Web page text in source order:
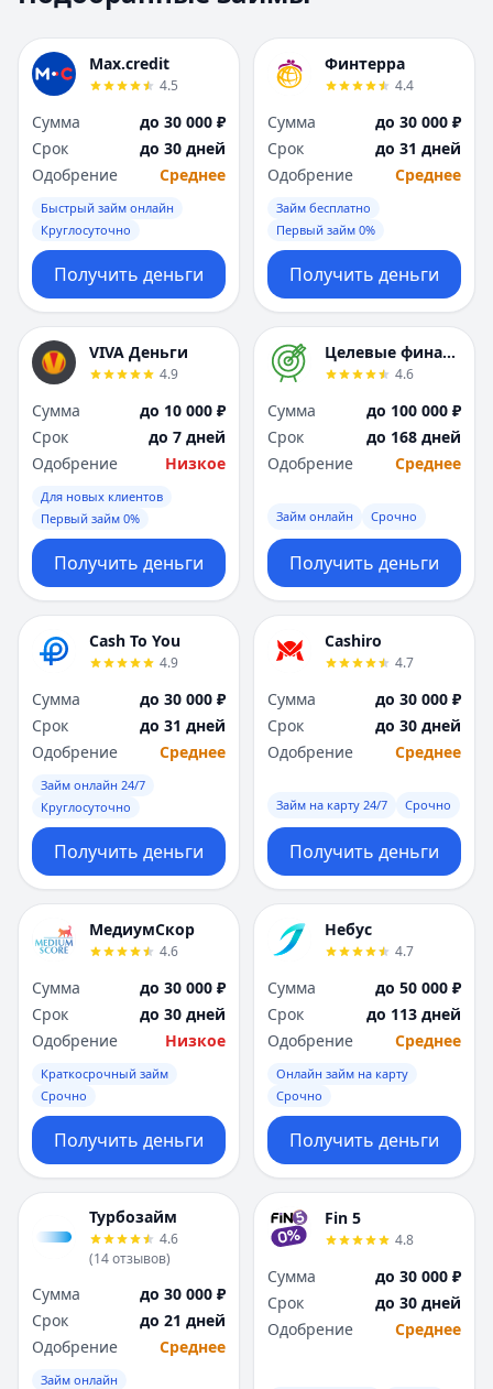
Н
Набережные Челны
Новокузнецк
Новосибирск
О
Омск
Оренбург
П
Пенза
Пермь
Ростов-на-Дону
Самара
Санкт-Петербург
Севастополь
Сургут
Т
Тверь
Тольятти
Тюмень
У
Уфа
Хабаровск
Ч
Чебоксары
Челябинск
Ярославль
Вся Россия
Н
Набережные
Новокузнецк
Новосибирск
О
Омск
Оренбург
П
Пенза
Пермь
Ростов-на-Дону
Самара
Санкт-Петербург
Севастополь
Сургут
Т
Тверь
Тольятти
Тюмень
У
Уфа
Хабаровск
Ч
Чебоксары
Челябинск
Ярославль
Вся Россия
Max.credit
4.5
Сумма
до 30 000 ₽
Срок
до 30 дней
Одобрение
Среднее
Быстрый займ онлайн
Круглосуточно
Получить деньги
Финтерра
4.4
Сумма
до 30 000 ₽
Срок
до 31 дней
Одобрение
Среднее
Займ бесплатно
Первый займ 0%
Получить деньги
VIVA Деньги
4.9
Сумма
до 10 000 ₽
Срок
до 7 дней
Одобрение
Низкое
Для новых клиентов
Первый займ 0%
Получить деньги
Целевые финансы
4.6
Сумма
до 100 000 ₽
Срок
до 168 дней
Одобрение
Среднее
Займ онлайн Срочно
Получить деньги
Cash To You
4.9
Сумма
до 30 000 ₽
Срок
до 31 дней
Одобрение
Среднее
Займ онлайн 24/7
Круглосуточно
Получить деньги
Cashiro
4.7
Сумма
до 30 000 ₽
Срок
до 30 дней
Одобрение
Среднее
Займ на карту 24/7 Срочно
Получить деньги
МедиумСкор
4.6
Сумма
до 30 000 ₽
Срок
до 30 дней
Одобрение
Низкое
Краткосрочный займ
Срочно
Получить деньги
Небус
4.7
Сумма
до 50 000 ₽
Срок
до 113 дней
Одобрение
Среднее
Онлайн займ на карту
Срочно
Получить деньги
Турбозайм
4.6
(14отзывов)
Сумма
до 30 000 ₽
Срок
до 21 дней
Одобрение
Среднее
Займ онлайн
Fin 5
4.8
Сумма
до 30 000 ₽
Срок
до 30 дней
Одобрение
Среднее